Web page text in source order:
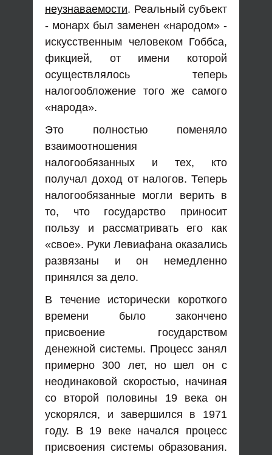
неузнаваемости. Реальный субъект
- монарх был заменен «народом» -
искусственным человеком Гоббса,
фикцией, от имени которой
осуществлялось теперь
налогообложение того же самого
«народа».
Это полностью поменяло
взаимоотношения
налогообязанных и тех, кто
получал доход от налогов. Теперь
налогообязанные могли верить в
то, что государство приносит
пользу и рассматривать его как
«свое». Руки Левиафана оказались
развязаны и он немедленно
принялся за дело.
В течение исторически короткого
времени было закончено
присвоение государством
денежной системы. Процесс занял
примерно 300 лет, но шел он с
неодинаковой скоростью, начиная
со второй половины 19 века он
ускорялся, и завершился в 1971
году. В 19 веке начался процесс
присвоения системы образования.